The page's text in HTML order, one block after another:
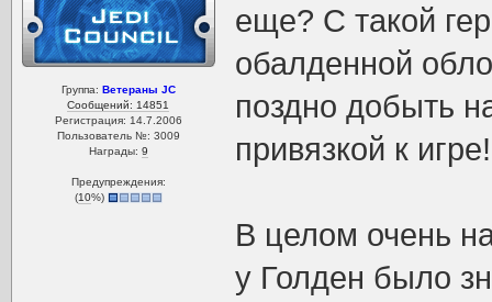
Группа: Ветераны JC
Сообщений: 14851
Регистрация: 14.7.2006
Пользователь №: 3009
Награды: 9
Предупреждения:
(10%)
еще? С такой
обалденной
поздно добыть
привязкой к игре!
В целом очень
у Голден было